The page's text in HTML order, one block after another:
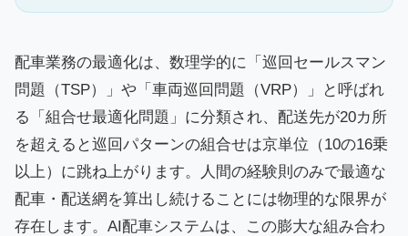
配車業務の最適化は、数理学的に「巡回セールスマン
問題（TSP）」や「車両巡回問題（VRP）」と呼ばれ
る「組合せ最適化問題」に分類され、配送先が20カ所
を超えると巡回パターンの組合せは京単位（10の16乗
以上）に跳ね上がります。人間の経験則のみで最適な
配車・配送網を算出し続けることには物理的な限界が
存在します。AI配車システムは、この膨大な組み合わ